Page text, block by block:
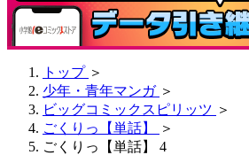
トップ ＞
少年・青年マンガ ＞
ビッグコミックスピリッツ ＞
ごくりっ【単話】
＞
ごくりっ【単話】 4